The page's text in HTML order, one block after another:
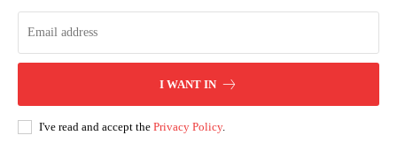
I WANT IN
I've read and accept the Privacy Policy.